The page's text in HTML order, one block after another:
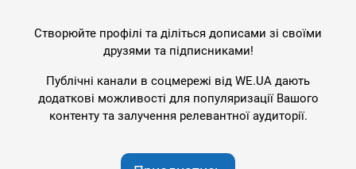
Створюйте профілі та діліться дописами зі своїми
друзями та підписниками!
Публічні канали в соцмережі від WE.UA дають
додаткові можливості для популяризації Вашого
контенту та залучення релевантної аудиторії.